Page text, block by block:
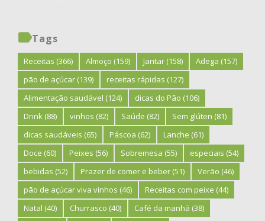
Tags
Receitas (366) Almoço (159) Jantar (158) Adega (157)
pão de açúcar (139) receitas rápidas (127)
Alimentação saudável (124) dicas do Pão (106)
Drink (88) vinhos (82) Saúde (82) Sem glúten (81)
dicas saudáveis (65) Páscoa (62) Lanche (61)
Doce (60) Peixes (56) Sobremesa (55) especiais (54)
bebidas (52) Prazer de comer e beber (51) Verão (46)
pão de açúcar viva vinhos (46) Receitas com peixe (44)
Natal (40) Churrasco (40) Café da manhã (38)